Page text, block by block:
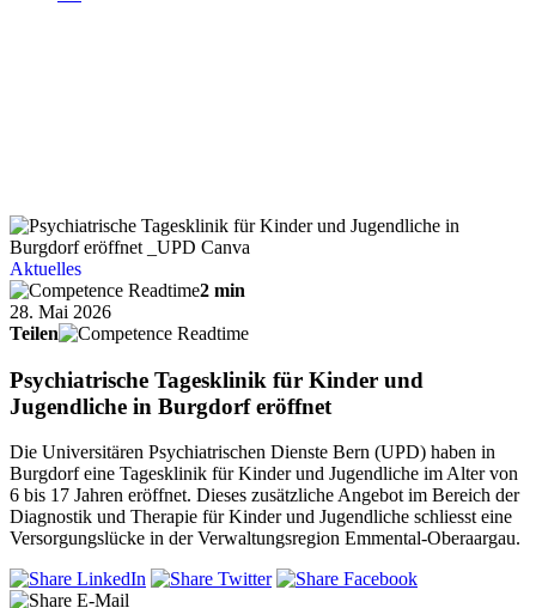
Aktuelles
2 min
28. Mai 2026
Teilen
Psychiatrische Tagesklinik für Kinder und
Jugendliche in Burgdorf eröffnet
Die Universitären Psychiatrischen Dienste Bern (UPD) haben in
Burgdorf eine Tagesklinik für Kinder und Jugendliche im Alter von
6 bis 17 Jahren eröffnet. Dieses zusätzliche Angebot im Bereich der
Diagnostik und Therapie für Kinder und Jugendliche schliesst eine
Versorgungslücke in der Verwaltungsregion Emmental-Oberaargau.